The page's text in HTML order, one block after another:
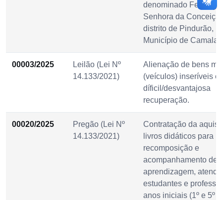
denominado Festa de
Senhora da
distrito de Pindurão,
Município de
00003/2025
Leilão (Lei Nº
14.133/2021)
Alienação de bens
(veículos) inseríveis
díficil/desvantajosa
recuperação.
00020/2025
Pregão (Lei Nº
14.133/2021)
Contratação da
livros didáticos para
recomposição e
acompanhamento de
aprendizagem,
estudantes e
anos iniciais (1º e 5º